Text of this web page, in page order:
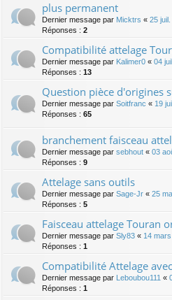
plus permanent
Dernier message par Micktrs « 25
Réponses : 2
Compatibilité attelage
Dernier message par Kalimer0 « 04
Réponses : 13
Question pièce d'origines
Dernier message par Soitfranc « 19
Réponses : 65
branchement faisceau
Dernier message par sebhout « 03
Réponses : 9
Attelage sans outils
Dernier message par Sage-Jr « 25
Réponses : 5
Faisceau attelage Touran
Dernier message par Sly83 « 14
Réponses : 1
Compatibilité Attelage
Dernier message par Leboubou111 «
Réponses : 1